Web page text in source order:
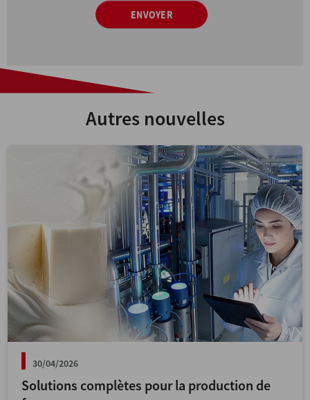
ENVOYER
Autres nouvelles
31/03/2026
Agitateur latéral DINAMIX SMX : nouvelles